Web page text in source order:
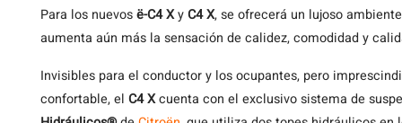
Para los nuevosë-C4 XyC4 X, se ofrecerá un lujoso
aumenta aún más la sensación de calidez, comodidad y
Invisibles para el conductor y los ocupantes, pero
confortable, el C4 Xcuenta con el exclusivo sistema de